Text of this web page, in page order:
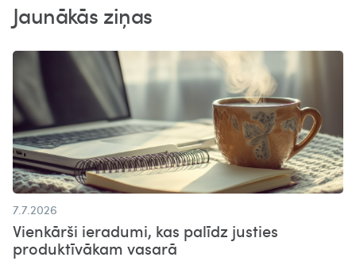
Jaunākās ziņas
7.7.2026
Vienkārši ieradumi, kas palīdz justies
produktīvākam vasarā​